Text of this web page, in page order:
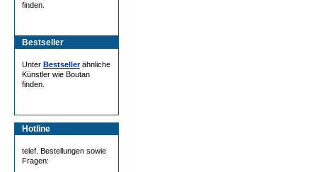
finden.
Bestseller
Unter Bestsellerähnliche
Künstler wie Boutan
finden.
Hotline
telef. Bestellungen sowie
Fragen: